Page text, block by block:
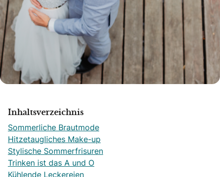
Inhaltsverzeichnis
Sommerliche Brautmode
Hitzetaugliches Make-up
Stylische Sommerfrisuren
Trinken ist das A und O
Kühlende Leckereien